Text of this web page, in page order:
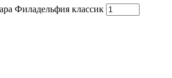
Филадельфия классик